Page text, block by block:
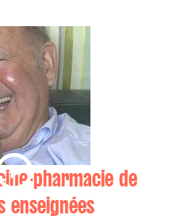
pharmacie de
enseignées